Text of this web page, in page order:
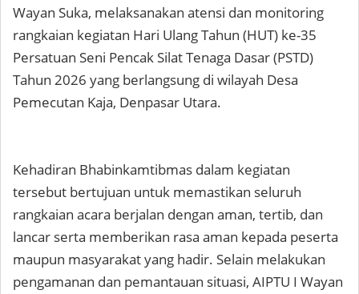
Wayan Suka, melaksanakan atensi dan monitoring
rangkaian kegiatan Hari Ulang Tahun (HUT) ke-35
Persatuan Seni Pencak Silat Tenaga Dasar (PSTD)
Tahun 2026 yang berlangsung di wilayah Desa
Pemecutan Kaja, Denpasar Utara.
Kehadiran Bhabinkamtibmas dalam kegiatan
tersebut bertujuan untuk memastikan seluruh
rangkaian acara berjalan dengan aman, tertib, dan
lancar serta memberikan rasa aman kepada peserta
maupun masyarakat yang hadir. Selain melakukan
pengamanan dan pemantauan situasi, AIPTU I Wayan